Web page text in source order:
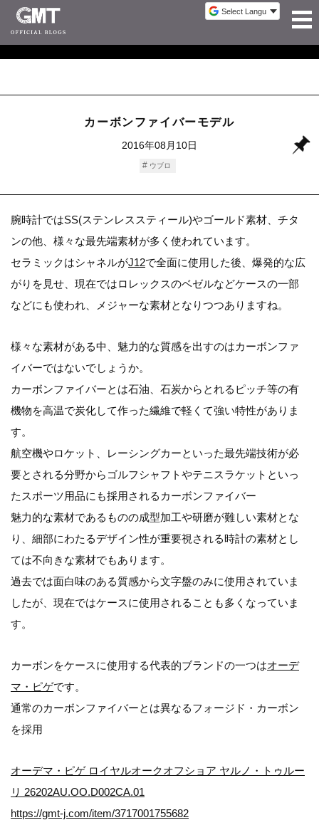
カーボンファイバーモデル
2016年08月10日
ウブロ
腕時計ではSS(ステンレススティール)やゴールド素材、チタ
ンの他、様々な最先端素材が多く使われています。
セラミックはシャネルがJ12で全面に使用した後、爆発的な広
がりを見せ、現在ではロレックスのベゼルなどケースの一部
などにも使われ、メジャーな素材となりつつありますね。
様々な素材がある中、魅力的な質感を出すのはカーボンファ
イバーではないでしょうか。
カーボンファイバーとは石油、石炭からとれるピッチ等の有
機物を高温で炭化して作った繊維で軽くて強い特性がありま
す。
航空機やロケット、レーシングカーといった最先端技術が必
要とされる分野からゴルフシャフトやテニスラケットといっ
たスポーツ用品にも採用されるカーボンファイバー
魅力的な素材であるものの成型加工や研磨が難しい素材とな
り、細部にわたるデザイン性が重要視される時計の素材とし
ては不向きな素材でもあります。
過去では面白味のある質感から文字盤のみに使用されていま
したが、現在ではケースに使用されることも多くなっていま
す。
カーボンをケースに使用する代表的ブランドの一つはオーデ
マ・ピゲです。
通常のカーボンファイバーとは異なるフォージド・カーボン
を採用
オーデマ・ピゲ ロイヤルオークオフショア ヤルノ・トゥルー
リ 26202AU.OO.D002CA.01
https://gmt-j.com/item/3717001755682